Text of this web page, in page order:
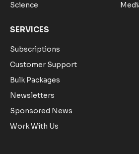
Science
SERVICES
Subscriptions
Customer Support
Bulk Packages
Newsletters
Sponsored News
Work With Us